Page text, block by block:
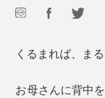
くるまれば、ま
お母さんに背中